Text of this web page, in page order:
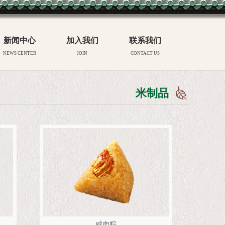
新闻中心
NEWS CENTER
加入我们
JOIN
联系我们
CONTACT US
米制品